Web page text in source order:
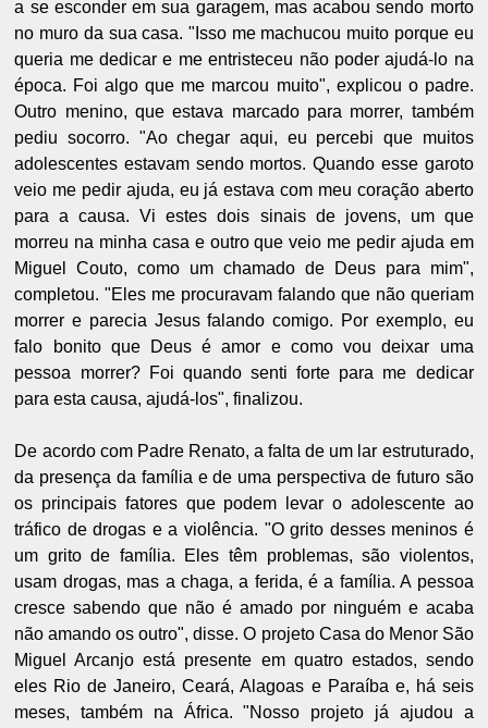
a se esconder em sua garagem, mas acabou sendo morto
no muro da sua casa. "Isso me machucou muito porque eu
queria me dedicar e me entristeceu não poder ajudá-lo na
época. Foi algo que me marcou muito", explicou o padre.
Outro menino, que estava marcado para morrer, também
pediu socorro. "Ao chegar aqui, eu percebi que muitos
adolescentes estavam sendo mortos. Quando esse garoto
veio me pedir ajuda, eu já estava com meu coração aberto
para a causa. Vi estes dois sinais de jovens, um que
morreu na minha casa e outro que veio me pedir ajuda em
Miguel Couto, como um chamado de Deus para mim",
completou. "Eles me procuravam falando que não queriam
morrer e parecia Jesus falando comigo. Por exemplo, eu
falo bonito que Deus é amor e como vou deixar uma
pessoa morrer? Foi quando senti forte para me dedicar
para esta causa, ajudá-los", finalizou.
De acordo com Padre Renato, a falta de um lar estruturado,
da presença da família e de uma perspectiva de futuro são
os principais fatores que podem levar o adolescente ao
tráfico de drogas e a violência. "O grito desses meninos é
um grito de família. Eles têm problemas, são violentos,
usam drogas, mas a chaga, a ferida, é a família. A pessoa
cresce sabendo que não é amado por ninguém e acaba
não amando os outro", disse. O projeto Casa do Menor São
Miguel Arcanjo está presente em quatro estados, sendo
eles Rio de Janeiro, Ceará, Alagoas e Paraíba e, há seis
meses, também na África. "Nosso projeto já ajudou a